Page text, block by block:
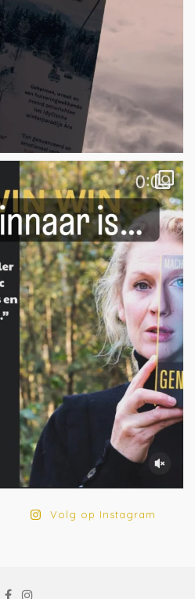
Volg op Instagram